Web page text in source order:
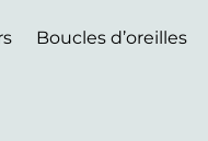
Boucles d’oreilles